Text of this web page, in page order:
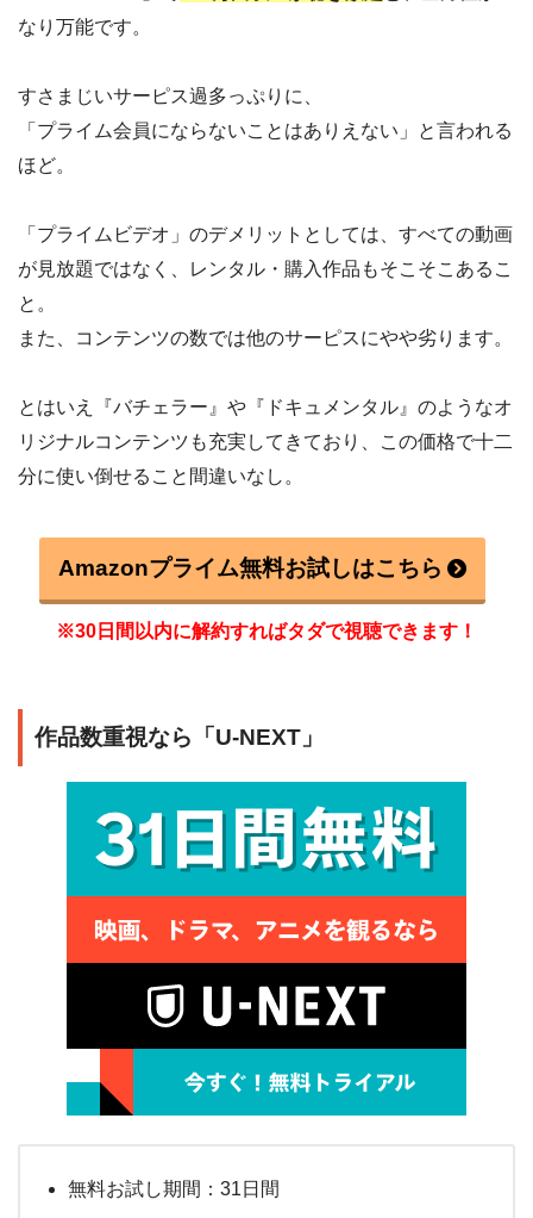
なり万能です。
すさまじいサーピス過多っぷりに、
「プライム会員にならないことはありえない」と言われる
ほど。
「プライムビデオ」のデメリットとしては、すべての動画
が見放題ではなく、レンタル・購入作品もそこそこあるこ
と。
また、コンテンツの数では他のサーピスにやや劣ります。
とはいえ『バチェラー』や『ドキュメンタル』のようなオ
リジナルコンテンツも充実してきており、この価格で十二
分に使い倒せること間違いなし。
Amazonプライム無料お試しはこちら
※30日間以内に解約すればタダで視聴できます！
作品数重視なら「U-NEXT」
無料お試し期間：31日間